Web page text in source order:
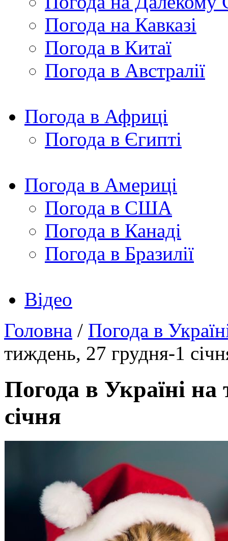
Погода на Кавказі
Погода в Китаї
Погода в Австралії
Погода в Африці
Погода в Єгипті
Погода в Америці
Погода в США
Погода в Канаді
Погода в Бразилії
Відео
Головна / Погода в
тиждень, 27 грудня-1
Погода в Україні
січня